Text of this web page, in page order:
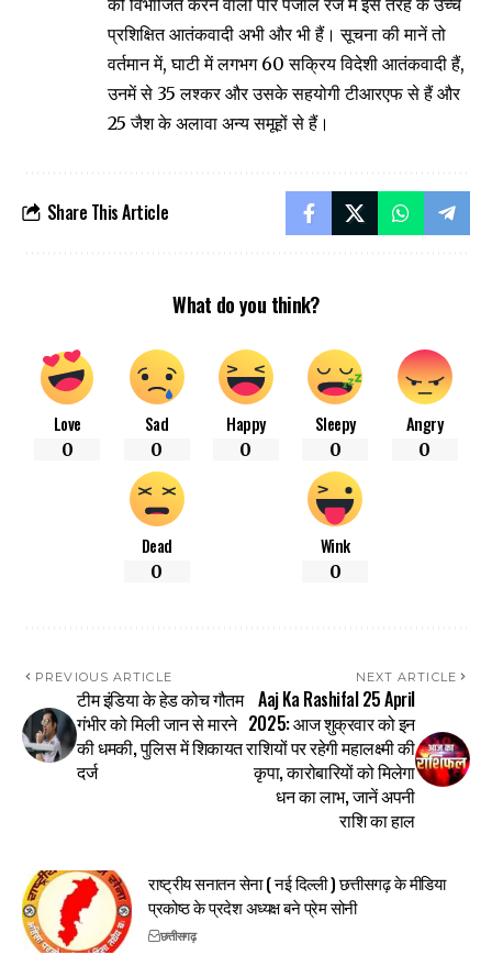
प्रशिक्षित आतंकवादी अभी और भी हैं। सूचना की मानें तो
वर्तमान में, घाटी में लगभग 60 सक्रिय विदेशी आतंकवादी हैं,
उनमें से 35 लश्कर और उसके सहयोगी टीआरएफ से हैं और
25 जैश के अलावा अन्य समूहों से हैं।
Share This Article
What do you think?
Love
0
Sad
0
Happy
0
Sleepy
0
Angry
0
Dead
0
Wink
0
PREVIOUS ARTICLE
टीम इंडिया के हेड कोच गौतम
गंभीर को मिली जान से मारने
की धमकी, पुलिस में शिकायत
दर्ज
NEXT ARTICLE
Aaj Ka Rashifal 25 April
2025: आज शुक्रवार को इन
राशियों पर रहेगी महालक्ष्मी की
कृपा, कारोबारियों को मिलेगा
धन का लाभ, जानें अपनी
राशि का हाल
राष्ट्रीय सनातन सेना ( नई दिल्ली ) छत्तीसगढ़ के मीडिया
प्रकोष्ठ के प्रदेश अध्यक्ष बने प्रेम सोनी
छत्तीसगढ़